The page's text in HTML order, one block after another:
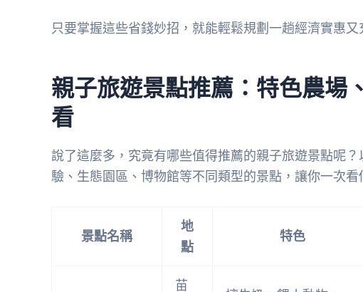
只要掌握這些省錢妙招，就能輕鬆規劃一趟經濟實惠又
親子旅遊景點推薦：特色農場
看
說了這麼多，究竟有哪些值得推薦的親子旅遊景點呢
驗、生態園區、博物館等不同類型的景點，讓你一次看
景點名稱
地
點
特色
苗